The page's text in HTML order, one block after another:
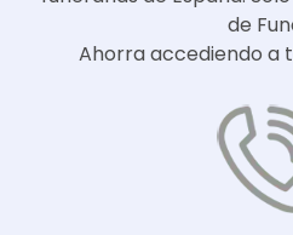
de
Ahorra accediendo a